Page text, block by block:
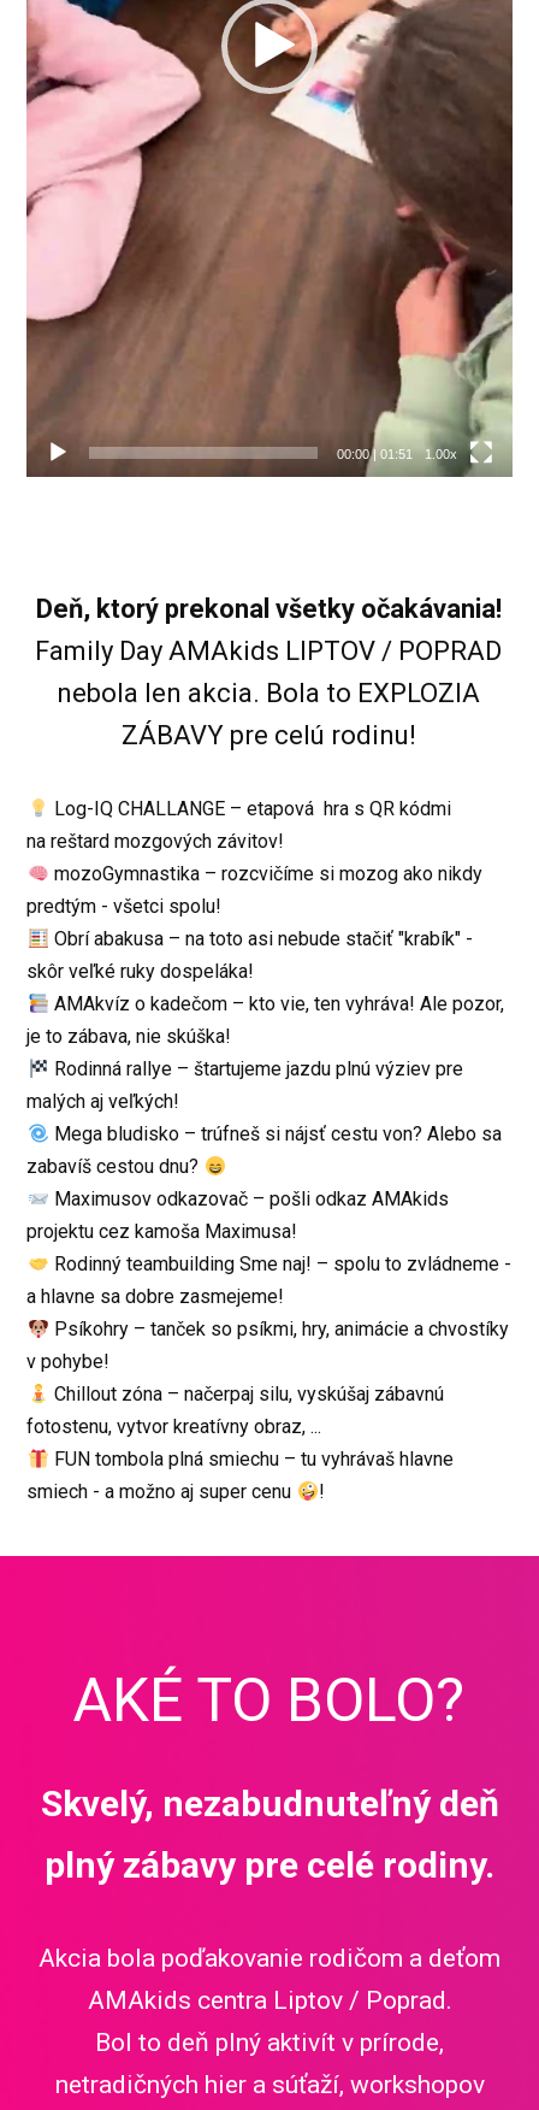
00:00| 01:51 1.00x
Deň, ktorý prekonal všetky očakávania!
Family Day AMAkids LIPTOV / POPRAD
nebola len akcia. Bola to EXPLOZIA
ZÁBAVY pre celú rodinu!
Log-IQ CHALLANGE – etapová hra s QR kódmi
na reštard mozgových závitov!
mozoGymnastika – rozcvičíme si mozog ako nikdy
predtým - všetci spolu!
Obrí abakusa – na toto asi nebude stačiť "krabík" -
skôr veľké ruky dospeláka!
AMAkvíz o kadečom – kto vie, ten vyhráva! Ale pozor,
je to zábava, nie skúška!
Rodinná rallye – štartujeme jazdu plnú výziev pre
malých aj veľkých!
Mega bludisko – trúfneš si nájsť cestu von? Alebo sa
zabavíš cestou dnu?
Maximusov odkazovač – pošli odkaz AMAkids
projektu cez kamoša Maximusa!
Rodinný teambuilding Sme naj! – spolu to zvládneme -
a hlavne sa dobre zasmejeme!
Psíkohry – tanček so psíkmi, hry, animácie a chvostíky
v pohybe!
Chillout zóna – načerpaj silu, vyskúšaj zábavnú
fotostenu, vytvor kreatívny obraz, ...
FUN tombola plná smiechu – tu vyhrávaš hlavne
smiech - a možno aj super cenu
!
AKÉ TO BOLO?
Skvelý, nezabudnuteľný deň
plný zábavy pre celé rodiny.
Akcia bola poďakovanie rodičom a deťom
AMAkids centra Liptov / Poprad.
Bol to deň plný aktivít v prírode,
netradičných hier a súťaží, workshopov